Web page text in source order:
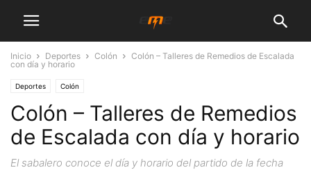
Inicio Deportes Colón
Colón – Talleres de Remedios de Escalada
con día y horario
Deportes Colón
Colón – Talleres de Remedios
de Escalada con día y horario
El sabalero conoce el día y horario del partido de la fecha